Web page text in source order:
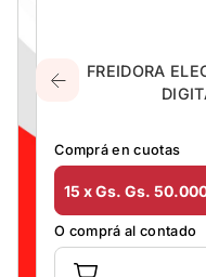
FREIDORA
Comprá en cuotas
15 x Gs. Gs.
O comprá al contado